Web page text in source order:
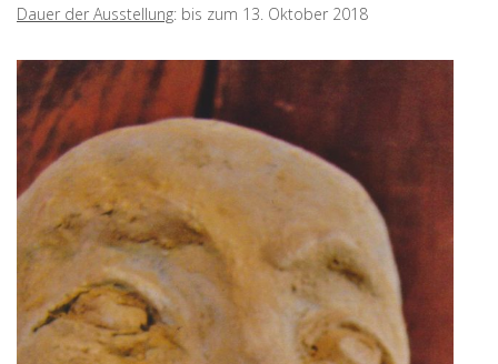
Dauer der Ausstellung: bis zum 13. Oktober 2018